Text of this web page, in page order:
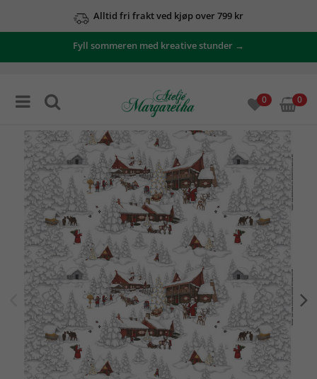
Alltid fri frakt ved kjøp over 799 kr
Fyll sommeren med kreative stunder →
0 0